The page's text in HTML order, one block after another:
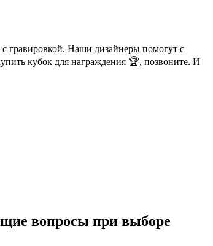
гравировкой. Наши дизайнеры помогут с
кубок для награждения 🏆, позвоните. И
вопросы при выборе